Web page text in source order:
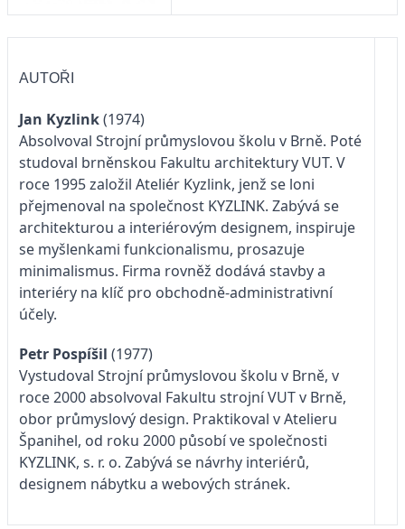
AUTOŘI
Jan Kyzlink(1974)
Absolvoval Strojní průmyslovou školu v Brně. Poté
studoval brněnskou Fakultu architektury VUT. V
roce 1995 založil Ateliér Kyzlink, jenž se loni
přejmenoval na společnost KYZLINK. Zabývá se
architekturou a interiérovým designem, inspiruje
se myšlenkami funkcionalismu, prosazuje
minimalismus. Firma rovněž dodává stavby a
interiéry na klíč pro obchodně-administrativní
účely.
Petr Pospíšil (1977)
Vystudoval Strojní průmyslovou školu v Brně, v
roce 2000 absolvoval Fakultu strojní VUT v Brně,
obor průmyslový design. Praktikoval v Atelieru
Španihel, od roku 2000 působí ve společnosti
KYZLINK, s. r. o. Zabývá se návrhy interiérů,
designem nábytku a webových stránek.